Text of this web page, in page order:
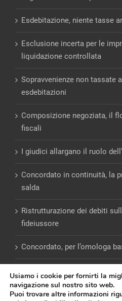
Esdebitazione, niente tasse
Esclusione incerta per le
liquidazione controllata
Sopravvenienze non tassate
esdebitazioni
Composizione negoziata, il
fiscali
I giudici allargano il ruolo
Concordato in continuità, la
salda
Ristrutturazione dei debiti
fideiussore
Concordato, per l’omologa
Usiamo i cookie per fornirti la
navigazione sul nostro sito web.
Puoi trovare altre informazioni